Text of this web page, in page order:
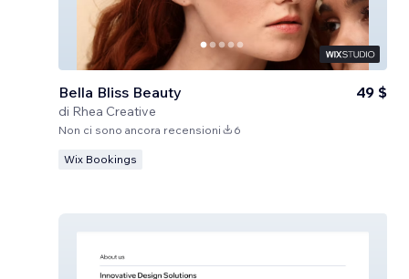
Bella Bliss Beauty
di Rhea Creative
49 $
Non ci sono ancora recensioni 6
Wix Bookings